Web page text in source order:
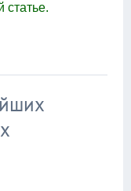
статье.